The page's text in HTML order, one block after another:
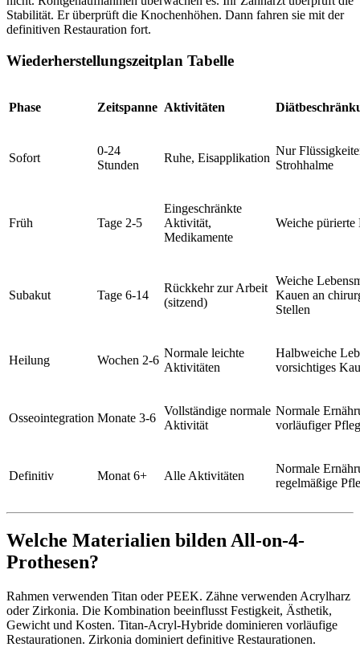
Stabilität. Er überprüft die Knochenhöhen. Dann fahren sie mit der
definitiven Restauration fort.
Wiederherstellungszeitplan Tabelle
Phase Zeitspanne Aktivitäten
Sofort
0-24
Stunden
Ruhe, Eisapplikation
Nur
Strohhalme
Früh Tage 2-5
Eingeschränkte
Aktivität,
Medikamente
Weiche pürierte
Subakut Tage 6-14
Rückkehr zur Arbeit
(sitzend)
Weiche
Kauen an
Stellen
Heilung Wochen 2-6
Normale leichte
Aktivitäten
Halbweiche
vorsichtiges
Osseointegration Monate 3-6
Vollständige normale
Aktivität
Normale
vorläufiger
Definitiv Monat 6+ Alle Aktivitäten
Normale
regelmäßige
Welche Materialien bilden All-on-4-
Prothesen?
Rahmen verwenden Titan oder PEEK. Zähne verwenden Acrylharz
oder Zirkonia. Die Kombination beeinflusst Festigkeit, Ästhetik,
Gewicht und Kosten. Titan-Acryl-Hybride dominieren vorläufige
Restaurationen. Zirkonia dominiert definitive Restaurationen.